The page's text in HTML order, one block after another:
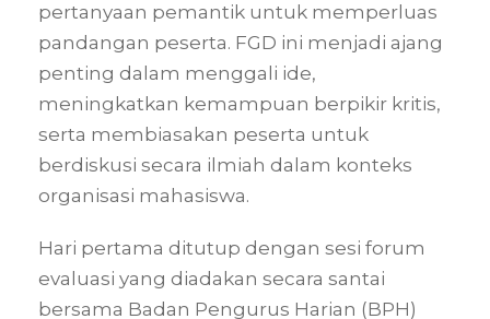
pertanyaan pemantik untuk memperluas
pandangan peserta. FGD ini menjadi ajang
penting dalam menggali ide,
meningkatkan kemampuan berpikir kritis,
serta membiasakan peserta untuk
berdiskusi secara ilmiah dalam konteks
organisasi mahasiswa.
Hari pertama ditutup dengan sesi forum
evaluasi yang diadakan secara santai
bersama Badan Pengurus Harian (BPH)